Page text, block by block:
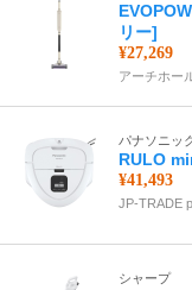
リー]
¥27,269
アーチホー
パナソニッ
RULO
¥41,493
JP-TRADE
シャープ